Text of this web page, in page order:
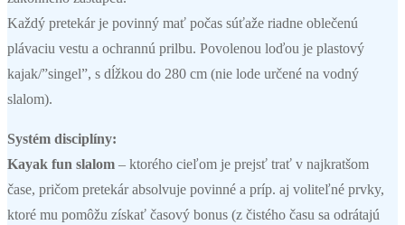
Každý pretekár je povinný mať počas súťaže riadne oblečenú
plávaciu vestu a ochrannú prilbu. Povolenou loďou je plastový
kajak/”singel”, s dĺžkou do 280 cm (nie lode určené na vodný
slalom).
Systém disciplíny:
Kayak fun slalom – ktorého cieľom je prejsť trať v najkratšom
čase, pričom pretekár absolvuje povinné a príp. aj voliteľné prvky,
ktoré mu pomôžu získať časový bonus (z čistého času sa odrátajú